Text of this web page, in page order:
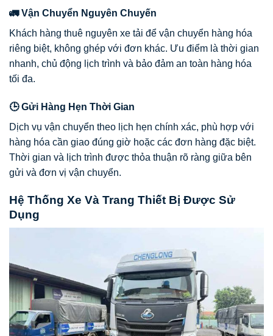
🚛 Vận Chuyển Nguyên Chuyến
Khách hàng thuê nguyên xe tải để vận chuyển hàng hóa
riêng biệt, không ghép với đơn khác. Ưu điểm là thời gian
nhanh, chủ động lịch trình và bảo đảm an toàn hàng hóa
tối đa.
🕒 Gửi Hàng Hẹn Thời Gian
Dịch vụ vận chuyển theo lịch hẹn chính xác, phù hợp với
hàng hóa cần giao đúng giờ hoặc các đơn hàng đặc biệt.
Thời gian và lịch trình được thỏa thuận rõ ràng giữa bên
gửi và đơn vị vận chuyển.
Hệ Thống Xe Và Trang Thiết Bị Được Sử
Dụng